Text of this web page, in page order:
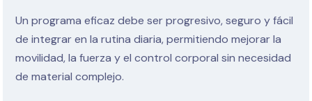
Un programa eficaz debe ser progresivo, seguro y fácil
de integrar en la rutina diaria, permitiendo mejorar la
movilidad, la fuerza y el control corporal sin necesidad
de material complejo.